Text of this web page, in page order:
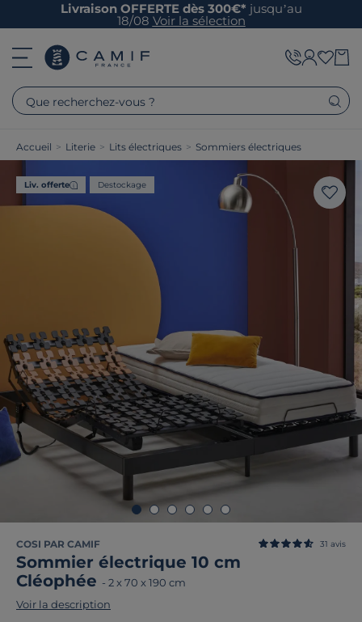
Livraison OFFERTE dès 300€* jusqu’au
18/08 Voir la sélection
Que recherchez-vous ?
Accueil > Literie > Lits électriques > Sommiers électriques
Liv. offerte Destockage
COSI PAR CAMIF
Sommier électrique 10 cm
Cléophée - 2 x 70 x 190 cm
31 avis
Voir la description